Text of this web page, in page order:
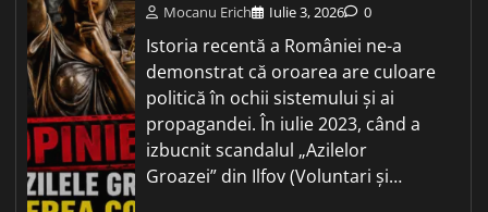
Mocanu Erich Iulie 3, 2026 0
Istoria recentă a României ne-a
demonstrat că oroarea are culoare
politică în ochii sistemului și ai
propagandei. În iulie 2023, când a
izbucnit scandalul „Azilelor
Groazei” din Ilfov (Voluntari și…